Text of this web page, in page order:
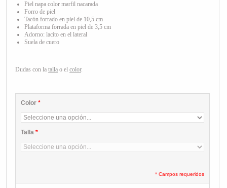
Piel napa color marfil nacarada
Forro de piel
Tacón forrado en piel de 10,5 cm
Plataforma forrada en piel de 3,5 cm
Adorno: lacito en el lateral
Suela de cuero
Dudas con la talla o el color.
Color *
Talla *
* Campos requeridos